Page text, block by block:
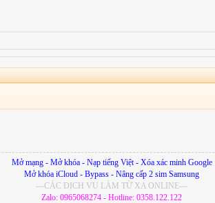
Mở mạng - Mở khóa - Nạp tiếng Việt - Xóa xác minh Google
Mở khóa iCloud - Bypass - Nâng cấp 2 sim Samsung
---CÁC DỊCH VỤ LÀM TỪ XA ONLINE---
Zalo: 0965068274 - Hotline: 0358.122.122